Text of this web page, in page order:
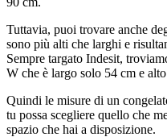
Tuttavia, puoi trovare anche
sono più alti che larghi e
Sempre targato Indesit,
W che è largo solo 54 cm e
Quindi le misure di un
tu possa scegliere quello che
spazio che hai a disposizione.